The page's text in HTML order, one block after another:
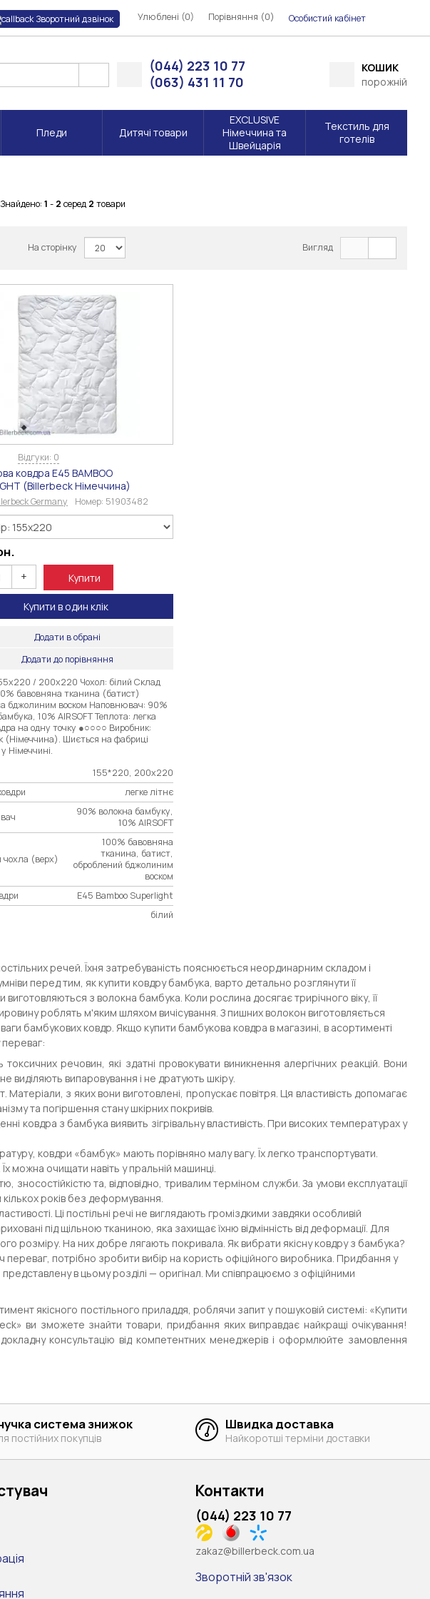
Зворотний дзвінок Улюблені (0) Порівняння (0) Особистий кабінет
(044) 223 10 77
(063) 431 11 70
КОШИК
порожній
Пледи Дитячі товари
EXCLUSIVE
Німеччина та
Швейцарія
Текстиль для
готелів
Знайдено: 1 - 2 серед 2 товари
На сторінку Вигляд
Відгуки: 0
ковдра E45 BAMBOO
(Billerbeck Німеччина)
Germany Номер: 51903482
+ Купити
Купити в один клік
Додати в обрані
Додати до порівняння
/ 200x220 Чохол: білий Склад
бавовняна тканина (батист)
бджолиним воском Наповнювач: 90%
10% AIRSOFT Теплота: легка
на одну точку ●○○○○ Виробник:
(Німеччина). Шиється на фабриці
Німеччині.
155*220, 200х220
легке літнє
90% волокна бамбуку,
10% AIRSOFT
чохла (верх)
100% бавовняна
тканина, батист,
оброблений бджолиним
воском
E45 Bamboo Superlight
білий
речей. Їхня затребуваність пояснюється неординарним складом і
перед тим, як купити ковдру бамбука, варто детально розглянути її
з волокна бамбука. Коли рослина досягає трирічного віку, її
роблять м'яким шляхом вичісування. З пишних волокон виготовляється
бамбукових ковдр. Якщо купити бамбукова ковдра в магазині, в асортименті
переваг:
речовин, які здатні провокувати виникнення алергічних реакцій. Вони
виділяють випаровування і не дратують шкіру.
з яких вони виготовлені, пропускає повітря. Ця властивість допомагає
та погіршення стану шкірних покривів.
ковдра з бамбука виявить зігрівальну властивість. При високих температурах у
ковдри «бамбук» мають порівняно малу вагу. Їх легко транспортувати.
можна очищати навіть у пральній машинці.
зносостійкістю та, відповідно, тривалим терміном служби. За умови експлуатації
років без деформування.
Ці постільні речі не виглядають громіздкими завдяки особливій
під щільною тканиною, яка захищає їхню відмінність від деформації. Для
розміру. На них добре лягають покривала. Як вибрати якісну ковдру з бамбука?
потрібно зробити вибір на користь офіційного виробника. Придбання у
в цьому розділі — оригінал. Ми співпрацюємо з офіційними
якісного постільного приладдя, роблячи запит у пошуковій системі: «Купити
ви зможете знайти товари, придбання яких виправдає найкращі очікування!
консультацію від компетентних менеджерів і оформлюйте замовлення
система знижок
постійних покупців
Швидка доставка
Найкоротші терміни доставки
Контакти
(044) 223 10 77
zakaz@billerbeck.com.ua
Зворотній зв'язок